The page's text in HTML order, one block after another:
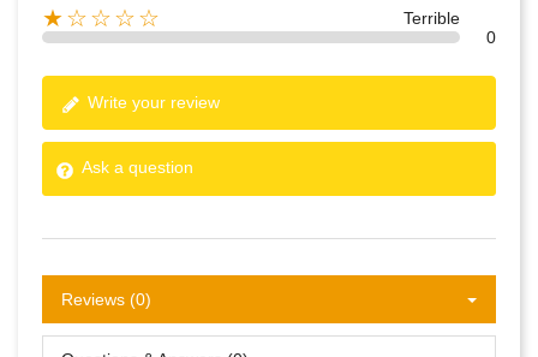
★☆☆☆☆
Terrible
0
Write your review
Ask a question
Reviews (0)